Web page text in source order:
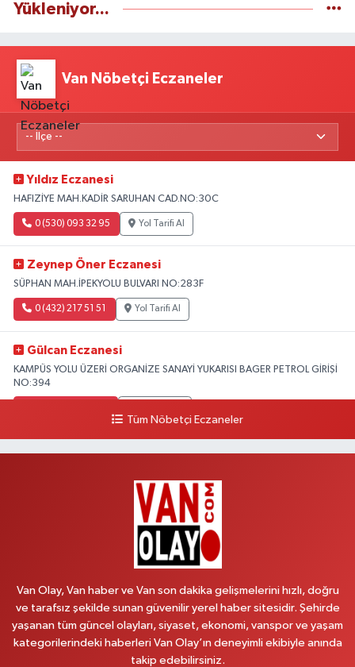
Yükleniyor...
Van Nöbetçi Eczaneler
Yıldız Eczanesi
HAFIZİYE MAH.KADİR SARUHAN CAD.NO:30C
0 (530) 093 32 95 Yol Tarifi Al
Zeynep Öner Eczanesi
SÜPHAN MAH.İPEKYOLU BULVARI NO:283F
0 (432) 217 51 51 Yol Tarifi Al
Gülcan Eczanesi
KAMPÜS YOLU ÜZERİ ORGANİZE SANAYİ YUKARISI BAGER PETROL GİRİŞİ
NO:394
HEKİM HASTANESİ ACİL KARŞISI
Yol Tarifi Al
MAHMUDİYE MAH.ATATÜRK CAD.NO:17B
0 (531) 621 69 65 Yol Tarifi Al
Onay Eczanesi
Tüm Nöbetçi Eczaneler
Van Olay, Van haber ve Van son dakika gelişmelerini hızlı, doğru
ve tarafsız şekilde sunan güvenilir yerel haber sitesidir. Şehirde
yaşanan tüm güncel olayları, siyaset, ekonomi, vanspor ve yaşam
kategorilerindeki haberleri Van Olay’ın deneyimli ekibiyle anında
takip edebilirsiniz.